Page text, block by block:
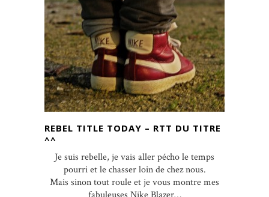
REBEL TITLE TODAY – RTT DU TITRE
^^
Je suis rebelle, je vais aller pécho le temps
pourri et le chasser loin de chez nous.
Mais sinon tout roule et je vous montre mes